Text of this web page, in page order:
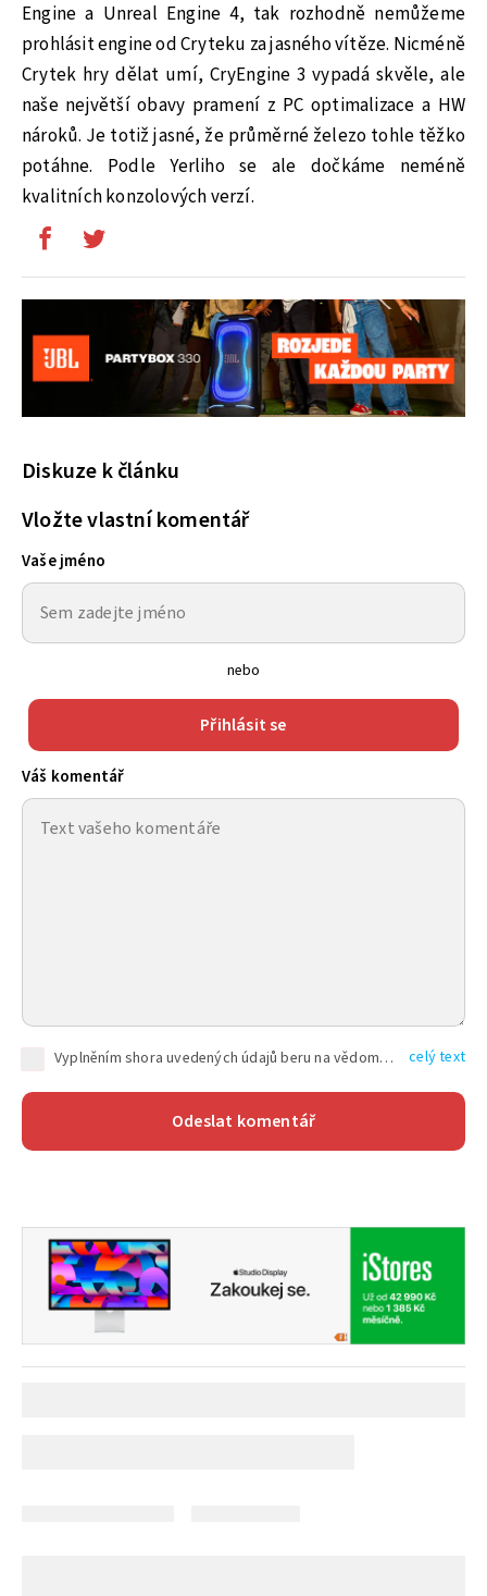
Engine a Unreal Engine 4, tak rozhodně nemůžeme
prohlásit engine od Cryteku za jasného vítěze. Nicméně
Crytek hry dělat umí, CryEngine 3 vypadá skvěle, ale
naše největší obavy pramení z PC optimalizace a HW
nároků. Je totiž jasné, že průměrné železo tohle těžko
potáhne. Podle Yerliho se ale dočkáme neméně
kvalitních konzolových verzí.
Diskuze k článku
Vložte vlastní komentář
Vaše jméno
nebo
Přihlásit se
Váš komentář
Vyplněním shora uvedených údajů beru na vědomí, že společnost TEXT FACTORY s.r.o., sídlem Brno, Durďákova 336/29, Černá Pole, PSČ: 613 00, IČ: 06157831, zapsané u Krajského soudu v Brně, oddíl C, vložka 100399, bude zpracovávat mé osobní údaje uvedené v rámci mnou vyplněného registračního formuláře na základě oprávněných zájmů TEXT FACTORY s.r.o. dle čl. 6 odst. 1 písm. f) GDPR a pro splnění právních povinností (čl. 6 odst. 1 písm. c) GDPR), a to pro tyto účely: nezbytnost zajistit oprávnění návštěvníka webových stránek provozovaných společností TEXT FACTORY s.r.o. přispívat aktivně ke zveřejněným článkům nebo v rámci diskusních fór a výkon práv TEXT FACTORY s.r.o. jako administrátora těchto diskusních fór. Více informací o zpracování osobních údajů a právech lze nalézt v celý text